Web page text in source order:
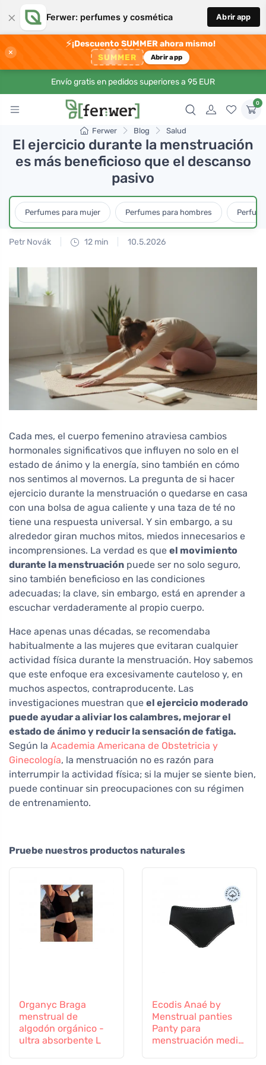
× Ferwer: perfumes y cosmética Abrir app
×
⚡¡Descuento SUMMER ahora mismo!
SUMMER Abrir app
Envío gratis en pedidos superiores a 95 EUR
0
Ferwer Blog Salud
El ejercicio durante la menstruación
es más beneficioso que el descanso
pasivo
Perfumes para mujer Perfumes para hombres
Petr Novák 12 min 10.5.2026
Cada mes, el cuerpo femenino atraviesa cambios
hormonales significativos que influyen no solo en el
estado de ánimo y la energía, sino también en cómo
nos sentimos al movernos. La pregunta de si hacer
ejercicio durante la menstruación o quedarse en casa
con una bolsa de agua caliente y una taza de té no
tiene una respuesta universal. Y sin embargo, a su
alrededor giran muchos mitos, miedos innecesarios e
incomprensiones. La verdad es que el movimiento
durante la menstruación puede ser no solo seguro,
sino también beneficioso en las condiciones
adecuadas; la clave, sin embargo, está en aprender a
escuchar verdaderamente al propio cuerpo.
Hace apenas unas décadas, se recomendaba
habitualmente a las mujeres que evitaran cualquier
actividad física durante la menstruación. Hoy sabemos
que este enfoque era excesivamente cauteloso y, en
muchos aspectos, contraproducente. Las
investigaciones muestran que el ejercicio moderado
puede ayudar a aliviar los calambres, mejorar el
estado de ánimo y reducir la sensación de fatiga.
Según la Academia Americana de Obstetricia y
Ginecología, la menstruación no es razón para
interrumpir la actividad física; si la mujer se siente bien,
puede continuar sin preocupaciones con su régimen
de entrenamiento.
Pruebe nuestros productos naturales
Organyc Braga
menstrual de
algodón orgánico -
ultra absorbente L
Ecodis Anaé by
Menstrual panties
Panty para
menstruación media